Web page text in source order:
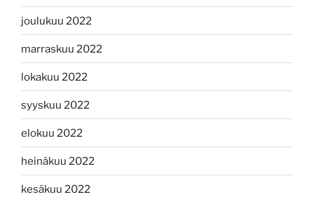
joulukuu 2022
marraskuu 2022
lokakuu 2022
syyskuu 2022
elokuu 2022
heinäkuu 2022
kesäkuu 2022